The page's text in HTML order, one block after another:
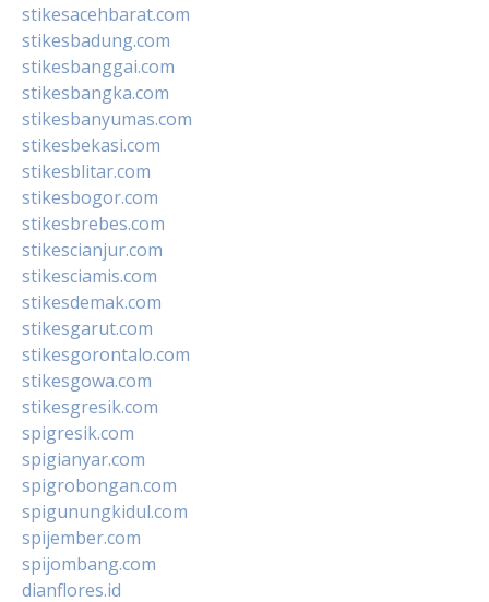
stikesacehbarat.com
stikesbadung.com
stikesbanggai.com
stikesbangka.com
stikesbanyumas.com
stikesbekasi.com
stikesblitar.com
stikesbogor.com
stikesbrebes.com
stikescianjur.com
stikesciamis.com
stikesdemak.com
stikesgarut.com
stikesgorontalo.com
stikesgowa.com
stikesgresik.com
spigresik.com
spigianyar.com
spigrobongan.com
spigunungkidul.com
spijember.com
spijombang.com
dianflores.id